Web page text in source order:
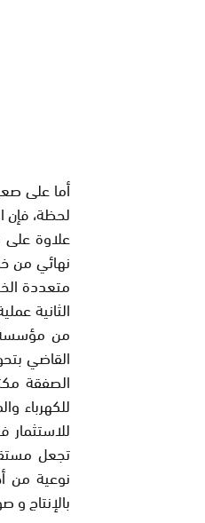
أما على
لحظة، فإن
علاوة
نهائي من
الثانية
القاضي
الصفقة
للكهرباء
تجعل
نوعية من
بالإنتاج